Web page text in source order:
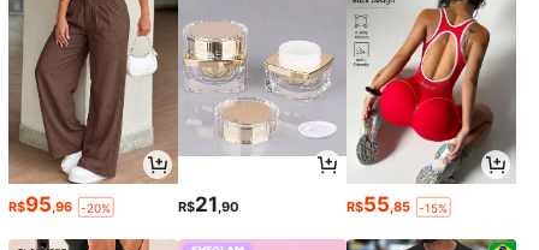
R$95 ,96 -20% R$21 ,90 R$55 ,85 -15%